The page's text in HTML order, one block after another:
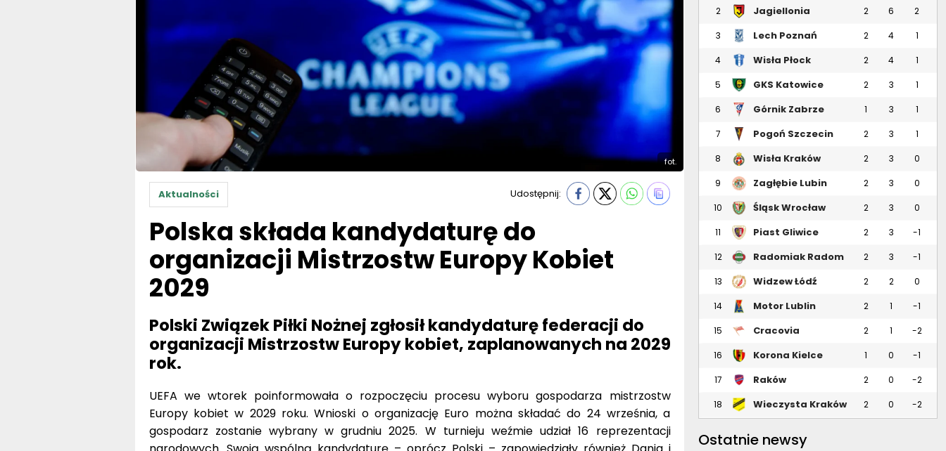
fot.
Aktualności Udostępnij:
Polska składa kandydaturę do
organizacji Mistrzostw Europy Kobiet
2029
Polski Związek Piłki Nożnej zgłosił kandydaturę federacji do
organizacji Mistrzostw Europy kobiet, zaplanowanych na 2029
rok.
UEFA we wtorek poinformowała o rozpoczęciu procesu wyboru gospodarza mistrzostw
Europy kobiet w 2029 roku. Wnioski o organizację Euro można składać do 24 września, a
gospodarz zostanie wybrany w grudniu 2025. W turnieju weźmie udział 16 reprezentacji
2
Jagiellonia
2 6 2
3 Lech Poznań 2 4 1
4 Wisła Płock 2 4 1
5 GKS Katowice 2 3 1
6 Górnik Zabrze 1 3 1
7 Pogoń Szczecin 2 3 1
8 Wisła Kraków 2 3 0
9 Zagłębie Lubin 2 3 0
10 Śląsk Wrocław 2 3 0
11 Piast Gliwice 2 3 -1
12 Radomiak Radom 2 3 -1
13 Widzew Łódź 2 2 0
14 Motor Lublin 2 1 -1
15 Cracovia 2 1 -2
16 Korona Kielce 1 0 -1
17
Raków
2 0 -2
18 Wieczysta Kraków 2 0 -2
Ostatnie newsy